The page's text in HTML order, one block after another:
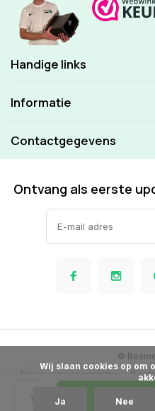
In
Handige links
Informatie
Contactgegevens
Ontvang als eerste
Algemene voorwaarden
©
Ja Nee